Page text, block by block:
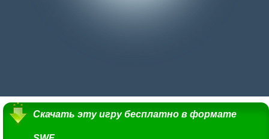
Скачать эту игру бесплатно в формате